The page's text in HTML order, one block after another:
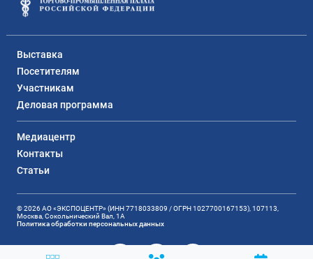
Выставка
Посетителям
Участникам
Деловая программа
Медиацентр
Контакты
Статьи
© 2026 АО «ЭКСПОЦЕНТР» (ИНН 7718033809 / ОГРН 1027700167153), 107113,
Москва, Сокольнический Вал, 1А
Политика обработки персональных данных